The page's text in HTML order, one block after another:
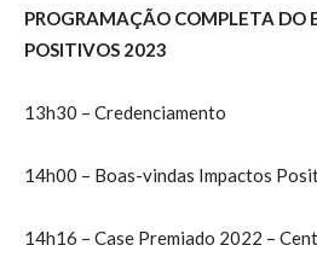
PROGRAMAÇÃO COMPLETA DO
POSITIVOS 2023
13h30 – Credenciamento
14h00 – Boas-vindas Impactos
14h16 – Case Premiado 2022 –